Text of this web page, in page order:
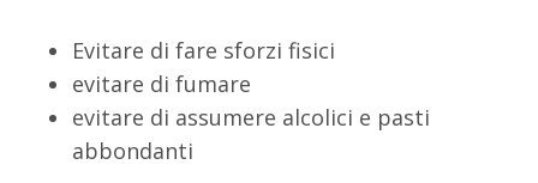
Evitare di fare sforzi fisici
evitare di fumare
evitare di assumere alcolici e pasti
abbondanti